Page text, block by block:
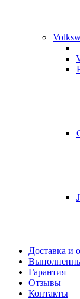
Доставка и
Гарантия
Отзывы
Контакты